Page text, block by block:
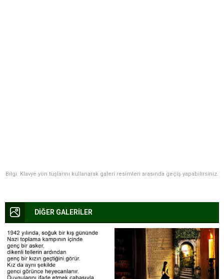
Bilgi: Klavye yön tuşlarını kullanarak galeri resimleri arasında geçiş yapabilirsiniz.
DİĞER GALERİLER